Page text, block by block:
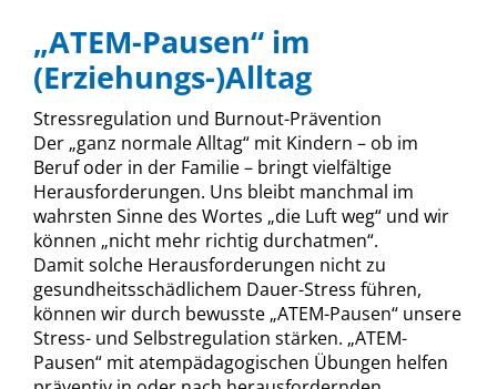
„ATEM-Pausen“ im
(Erziehungs-)Alltag
Stressregulation und Burnout-Prävention
Der „ganz normale Alltag“ mit Kindern – ob im
Beruf oder in der Familie – bringt vielfältige
Herausforderungen. Uns bleibt manchmal im
wahrsten Sinne des Wortes „die Luft weg“ und wir
können „nicht mehr richtig durchatmen“.
Damit solche Herausforderungen nicht zu
gesundheitsschädlichem Dauer-Stress führen,
können wir durch bewusste „ATEM-Pausen“ unsere
Stress- und Selbstregulation stärken. „ATEM-
Pausen“ mit atempädagogischen Übungen helfen